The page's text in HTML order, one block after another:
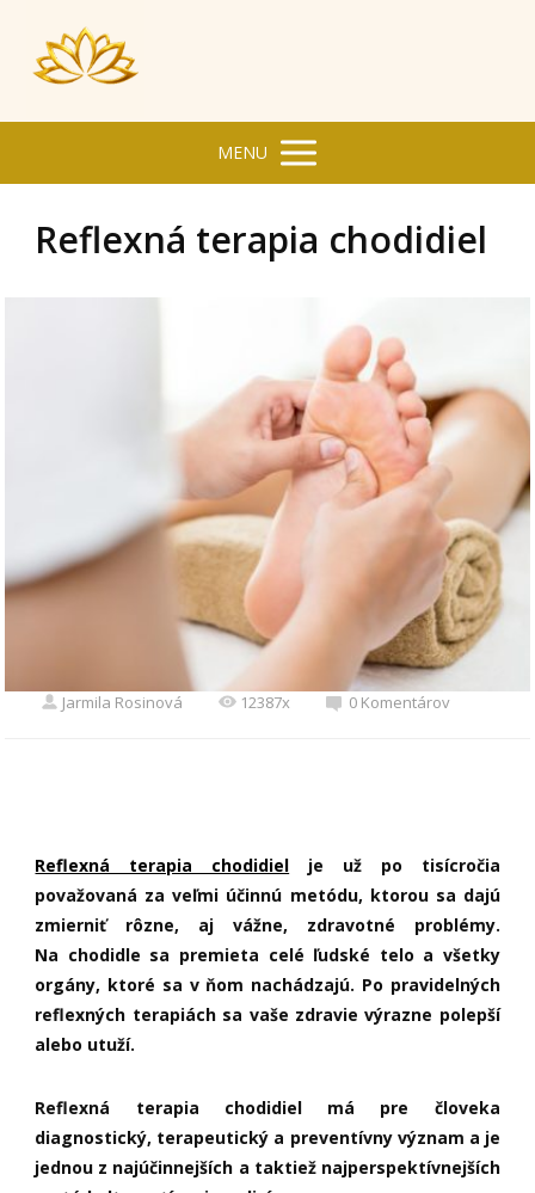
MENU
Reflexná terapia chodidiel
Jarmila Rosinová 12387x 0 Komentárov
Reflexná terapia chodidiel je už po tisícročia
považovaná za veľmi účinnú metódu, ktorou sa dajú
zmierniť rôzne, aj vážne, zdravotné problémy.
Na chodidle sa premieta celé ľudské telo a všetky
orgány, ktoré sa v ňom nachádzajú. Po pravidelných
reflexných terapiách sa vaše zdravie výrazne polepší
alebo utuží.
Reflexná terapia chodidiel má pre človeka
diagnostický, terapeutický a preventívny význam a je
jednou z najúčinnejších a taktiež najperspektívnejších